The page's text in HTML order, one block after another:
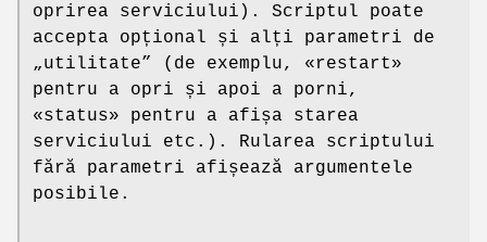
oprirea serviciului). Scriptul poate
accepta opțional și alți parametri de
„utilitate” (de exemplu, «restart»
pentru a opri și apoi a porni,
«status» pentru a afișa starea
serviciului etc.). Rularea scriptului
fără parametri afișează argumentele
posibile.